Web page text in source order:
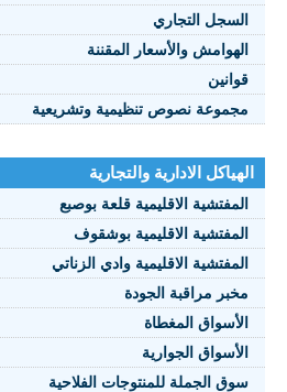
التجاري
والأسعار المقننة
نصوص تنظيمية وتشريعية
الادارية والتجارية
الاقليمية قلعة بوصبع
الاقليمية بوشقوف
الاقليمية وادي الزناتي
مراقبة الجودة
المغطاة
الجوارية
الجملة للمنتوجات الفلاحية